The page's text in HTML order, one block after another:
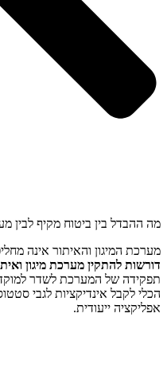
מה ההבדל בין ביטוח מקיף לבין
מערכת המיגון והאיתור אינה
דורשות להתקין מערכת מיגון
תפקידה של המערכת לשדר למוקד
הכלי לקבל אינדיקציות לגבי
אפליקציה ייעודית.